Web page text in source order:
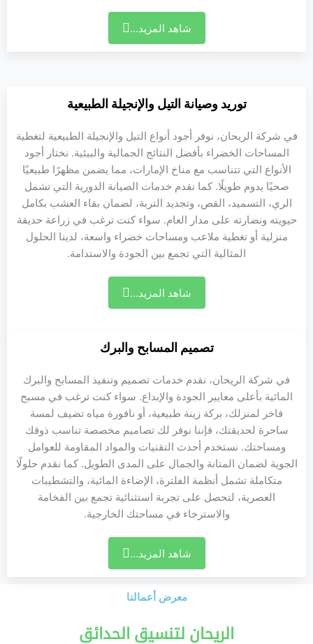
شاهد المزيد...
توريد وصيانة التيل والإنجيلة الطبيعية
في شركة الريحان، نوفر أجود أنواع التيل والإنجيلة الطبيعية لتغطية
المساحات الخضراء بأفضل النتائج الجمالية والبيئية. نختار أجود
الأنواع التي تتناسب مع مناخ الإمارات، مما يضمن مظهرًا طبيعيًا
صحيًا يدوم طويلًا. كما نقدم خدمات الصيانة الدورية التي تشمل
الري، التسميد، القص، وتجديد التربة، لضمان بقاء العشب بكامل
حيويته ونضارته على مدار العام. سواء كنت ترغب في زراعة حديقة
منزلية أو تغطية ملاعب ومساحات خضراء واسعة، لدينا الحلول
المثالية التي تجمع بين الجودة والاستدامة.
شاهد المزيد...
تصميم المسابح والبرك
في شركة الريحان، نقدم خدمات تصميم وتنفيذ المسابح والبرك
المائية بأعلى معايير الجودة والإبداع. سواء كنت ترغب في مسبح
فاخر لمنزلك، بركة زينة طبيعية، أو نافورة مياه تضيف لمسة
ساحرة لحديقتك، فإننا نوفر لك تصاميم مخصصة تناسب ذوقك
ومساحتك. نستخدم أحدث التقنيات والمواد المقاومة للعوامل
الجوية لضمان المتانة والجمال على المدى الطويل. كما نقدم حلولًا
متكاملة تشمل أنظمة الفلترة، الإضاءة المائية، والتشطيبات
العصرية، لتحصل على تجربة استثنائية تجمع بين الفخامة
والاسترخاء في مساحتك الخارجية.
شاهد المزيد...
معرض أعمالنا
الريحان لتنسيق الحدائق